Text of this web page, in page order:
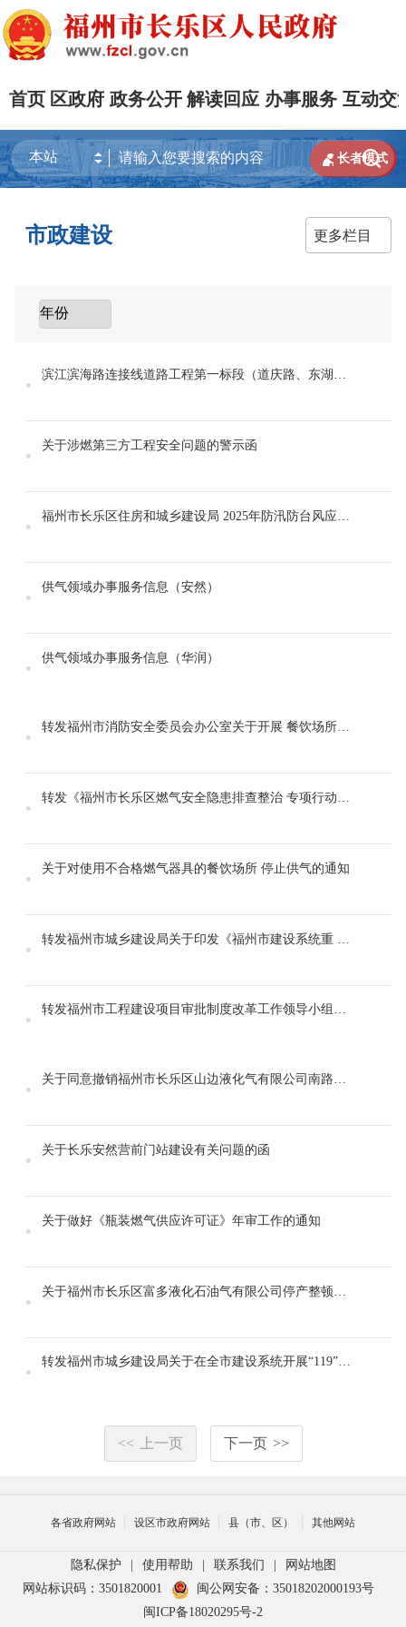
首页 区政府 政务公开 解读回应 办事服务 互动交

 长者模式
市政建设 更多栏目
滨江滨海路连接线道路工程第一标段（道庆路、东湖路）建设进展情况
关于涉燃第三方工程安全问题的警示函
供气领域办事服务信息（安然）
供气领域办事服务信息（华润）
转发福州市消防安全委员会办公室关于开展 餐饮场所燃气消防安全专项整治行动的通知
转发《福州市长乐区燃气安全隐患排查整治 专项行动工作方案》的通知
关于对使用不合格燃气器具的餐饮场所 停止供气的通知
转发福州市工程建设项目审批制度改革工作领导小组办公室关于印发《2023年深化工程建设项目审批制度改革提升行动工作方案》的通知
关于同意撤销福州市长乐区山边液化气有限公司南路供应站的复函
关于长乐安然营前门站建设有关问题的函
关于做好《瓶装燃气供应许可证》年审工作的通知
转发福州市城乡建设局关于在全市建设系统开展“119”消防宣传月活动的通知
<< 上一页 下一页 >>
各省政府网站 设区市政府网站 县（市、区） 其他网站
隐私保护 使用帮助 联系我们
网站地图
网站标识码：3501820001
闽公网安备：35018202000193号
闽ICP备18020295号-2